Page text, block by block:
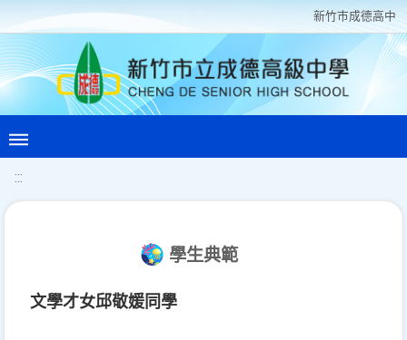
新竹巿成德高中
:::
學生典範
文學才女邱敬媛同學